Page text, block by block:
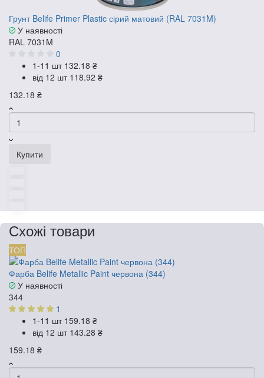
Грунт Belife Primer Plastic сірий матовий (RAL 7031M)
У наявності
RAL 7031M
0
1-11 шт 132.18 ₴
від 12 шт 118.92 ₴
132.18 ₴
Купити
Схожі товари
ТОП
Фарба Belife Metallic Paint червона (344)
У наявності
344
1
1-11 шт 159.18 ₴
від 12 шт 143.28 ₴
159.18 ₴